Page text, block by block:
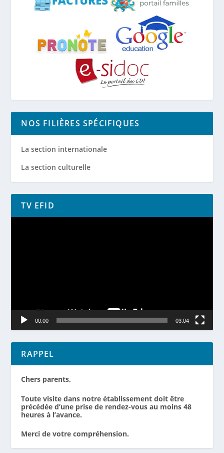
NOS FILIÈRES SPÉCIFIQUES
La section internationale
La section culturelle
TV EFID
Lecteur
00:00 03:04
RAPPEL
Chers parents,
Toute visite dans notre établissement doit être
précédée d’une prise de rendez-vous au moins 48
heures à l’avance.
Merci de votre compréhension.